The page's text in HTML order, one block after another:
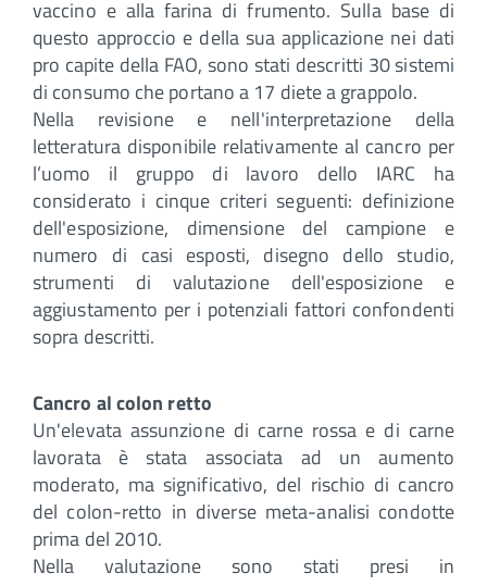
vaccino e alla farina di frumento. Sulla base di
questo approccio e della sua applicazione nei dati
pro capite della FAO, sono stati descritti 30 sistemi
di consumo che portano a 17 diete a grappolo.
Nella revisione e nell'interpretazione della
letteratura disponibile relativamente al cancro per
l’uomo il gruppo di lavoro dello IARC ha
considerato i cinque criteri seguenti: definizione
dell'esposizione, dimensione del campione e
numero di casi esposti, disegno dello studio,
strumenti di valutazione dell'esposizione e
aggiustamento per i potenziali fattori confondenti
sopra descritti.
Cancro al colon retto
Un'elevata assunzione di carne rossa e di carne
lavorata è stata associata ad un aumento
moderato, ma significativo, del rischio di cancro
del colon-retto in diverse meta-analisi condotte
prima del 2010.
Nella valutazione sono stati presi in